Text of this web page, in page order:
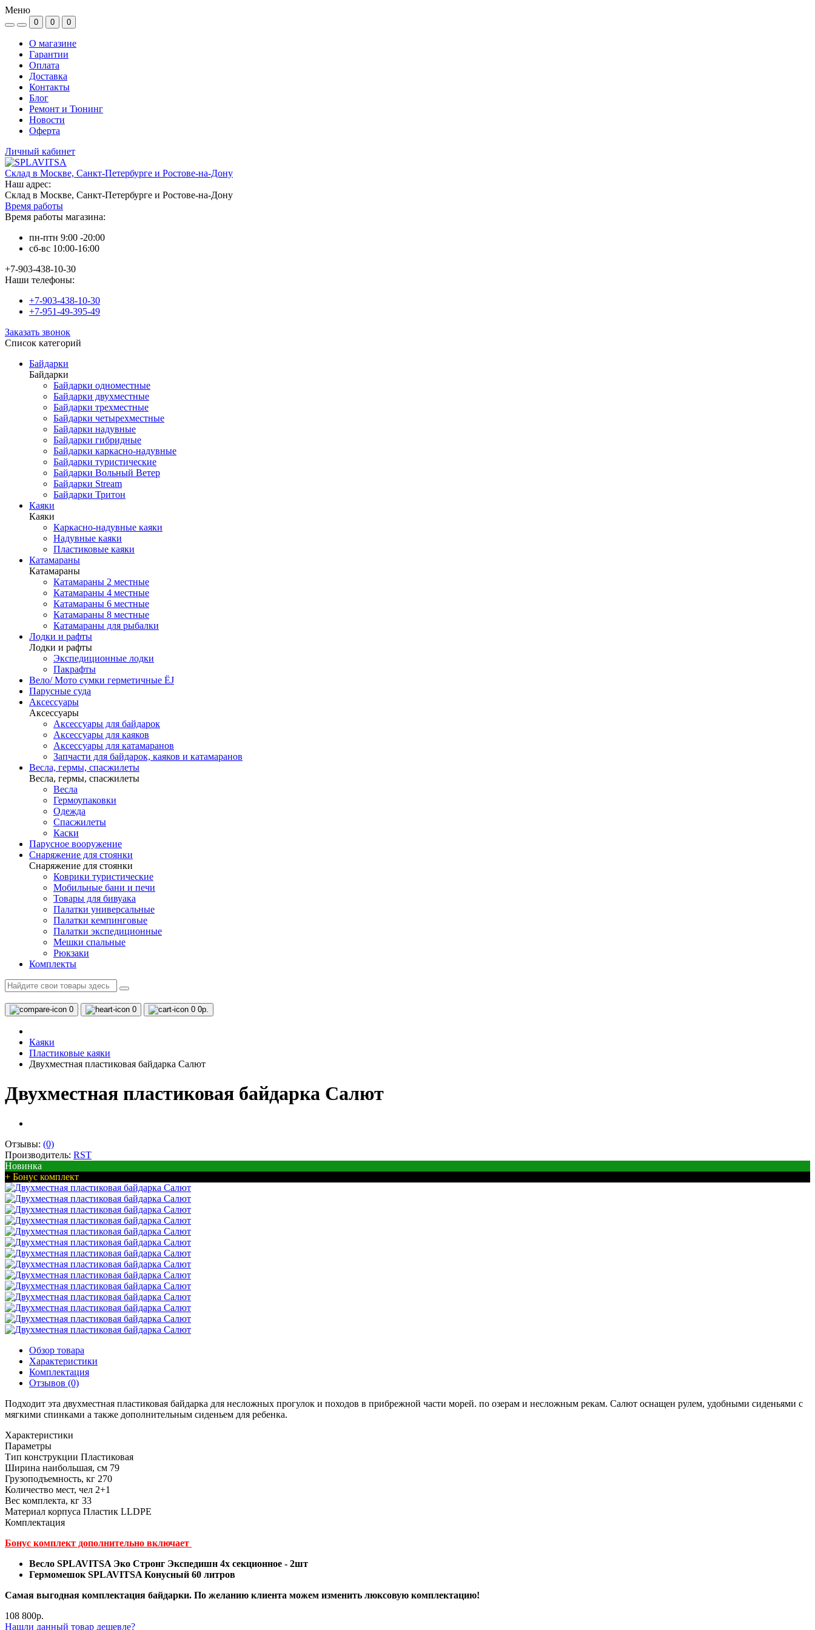
Меню
0 0 0
О магазине
Гарантии
Оплата
Доставка
Контакты
Блог
Ремонт и Тюнинг
Новости
Оферта
Личный кабинет
Склад в Москве, Санкт-Петербурге и Ростове-на-Дону
Наш адрес:
Склад в Москве, Санкт-Петербурге и Ростове-на-Дону
Время работы
Время работы магазина:
пн-птн 9:00 -20:00
сб-вс 10:00-16:00
+7-903-438-10-30
Наши телефоны:
+7-903-438-10-30
+7-951-49-395-49
Заказать звонок
Список категорий
Байдарки
Байдарки
Байдарки одноместные
Байдарки двухместные
Байдарки трехместные
Байдарки четырехместные
Байдарки надувные
Байдарки гибридные
Байдарки каркасно-надувные
Байдарки туристические
Байдарки Вольный Ветер
Байдарки Stream
Байдарки Тритон
Каяки
Каяки
Каркасно-надувные каяки
Надувные каяки
Пластиковые каяки
Катамараны
Катамараны
Катамараны 2 местные
Катамараны 4 местные
Катамараны 6 местные
Катамараны 8 местные
Катамараны для рыбалки
Лодки и рафты
Лодки и рафты
Экспедиционные лодки
Пакрафты
Вело/ Мото сумки герметичные ЁJ
Парусные суда
Аксессуары
Аксессуары
Аксессуары для байдарок
Аксессуары для каяков
Аксессуары для катамаранов
Запчасти для байдарок, каяков и катамаранов
Весла, гермы, спасжилеты
Весла, гермы, спасжилеты
Весла
Гермоупаковки
Одежда
Спасжилеты
Каски
Парусное вооружение
Снаряжение для стоянки
Снаряжение для стоянки
Коврики туристические
Мобильные бани и печи
Товары для бивуака
Палатки универсальные
Палатки кемпинговые
Палатки экспедиционные
Мешки спальные
Рюкзаки
Комплекты
0 0 0 0р.
Каяки
Пластиковые каяки
Двухместная пластиковая байдарка Салют
Двухместная пластиковая байдарка Салют
Отзывы: (0)
Производитель: RST
Новинка
+ Бонус комплект
Обзор товара
Характеристики
Комплектация
Отзывов (0)
Подходит эта двухместная пластиковая байдарка для несложных прогулок и походов в прибрежной части морей. по озерам и несложным рекам. Салют оснащен рулем, удобными сиденьями с
мягкими спинками а также дополнительным сиденьем для ребенка.
Характеристики
Параметры
Тип конструкции Пластиковая
Ширина наибольшая, см 79
Грузоподъемность, кг 270
Количество мест, чел 2+1
Вес комплекта, кг 33
Материал корпуса Пластик LLDPE
Комплектация
Бонус комплект дополнительно включает
Весло SPLAVITSA Эко Стронг Экспедишн 4х секционное - 2шт
Гермомешок SPLAVITSA Конусный 60 литров
Самая выгодная комплектация байдарки. По желанию клиента можем изменить люксовую комплектацию!
108 800р.
Нашли данный товар дешевле?